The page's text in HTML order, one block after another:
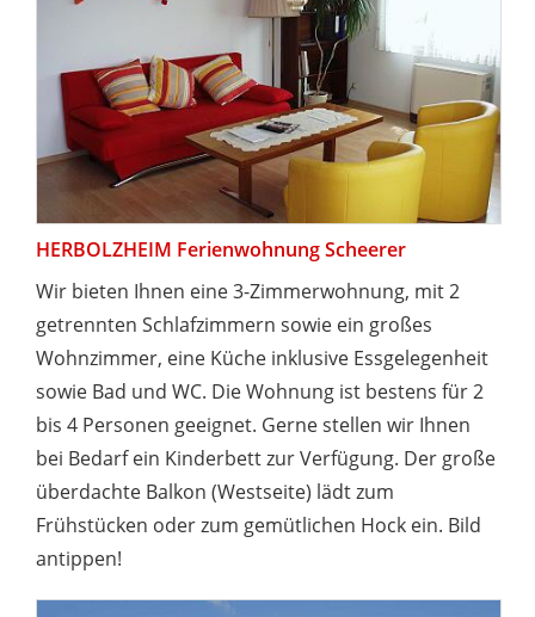
HERBOLZHEIM Ferienwohnung Scheerer
Wir bieten Ihnen eine 3-Zimmerwohnung, mit 2
getrennten Schlafzimmern sowie ein großes
Wohnzimmer, eine Küche inklusive Essgelegenheit
sowie Bad und WC. Die Wohnung ist bestens für 2
bis 4 Personen geeignet. Gerne stellen wir Ihnen
bei Bedarf ein Kinderbett zur Verfügung. Der große
überdachte Balkon (Westseite) lädt zum
Frühstücken oder zum gemütlichen Hock ein. Bild
antippen!